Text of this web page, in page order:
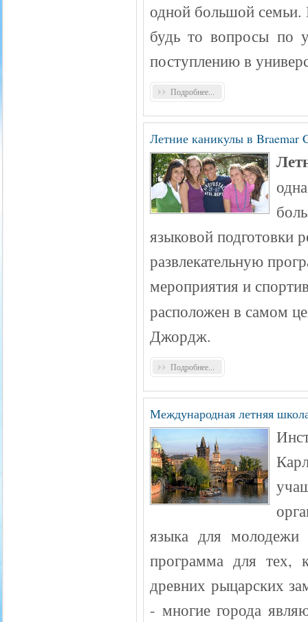
одной большой семьи.
будь то вопросы по
поступлению в
Подробнее...
Летние каникулы в Braemar
языковой подготовки
развлекательную
мероприятия и
расположен в самом
Джордж.
Подробнее...
Международная летняя
языка для молодежи
программа для тех,
древних рыцарских
- многие города